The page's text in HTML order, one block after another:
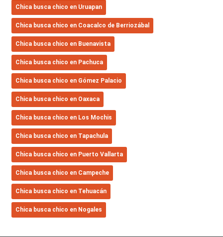
Сhica busca chico en Uruapan
Сhica busca chico en Coacalco de Berriozábal
Сhica busca chico en Buenavista
Сhica busca chico en Pachuca
Сhica busca chico en Gómez Palacio
Сhica busca chico en Oaxaca
Сhica busca chico en Los Mochis
Сhica busca chico en Tapachula
Сhica busca chico en Puerto Vallarta
Сhica busca chico en Campeche
Сhica busca chico en Tehuacán
Сhica busca chico en Nogales